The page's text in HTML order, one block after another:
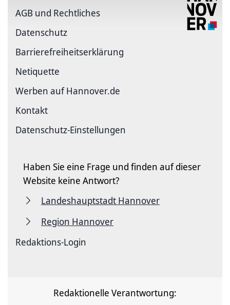
AGB und Rechtliches
Datenschutz
Barriere­freiheits­erklärung
Netiquette
Werben auf Hannover.de
Kontakt
Datenschutz-Einstellungen
Haben Sie eine Frage und finden auf dieser
Website keine Antwort?
Landeshauptstadt Hannover
Region Hannover
Redaktions-Login
Redaktionelle Verantwortung: